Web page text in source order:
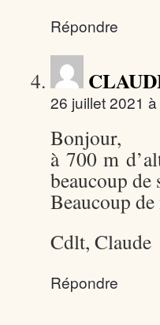
Répondre
26 juillet 2021
Bonjour,
à 700 m
beaucoup de
Beaucoup
Cdlt, Claude
Répondre